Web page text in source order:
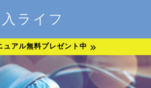
ライフ
アル無料プレゼント中